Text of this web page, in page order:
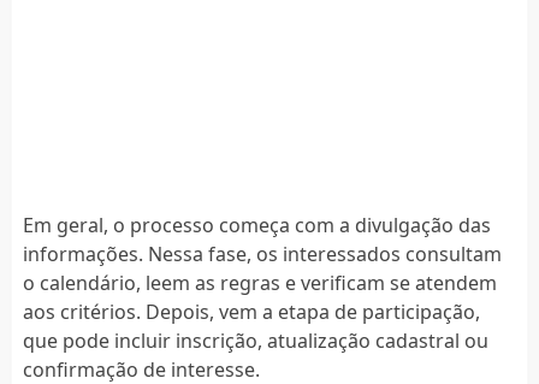
Em geral, o processo começa com a divulgação das
informações. Nessa fase, os interessados consultam
o calendário, leem as regras e verificam se atendem
aos critérios. Depois, vem a etapa de participação,
que pode incluir inscrição, atualização cadastral ou
confirmação de interesse.